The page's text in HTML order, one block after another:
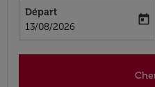
Départ
fc-booking-departure-date-
13/08/2026
today